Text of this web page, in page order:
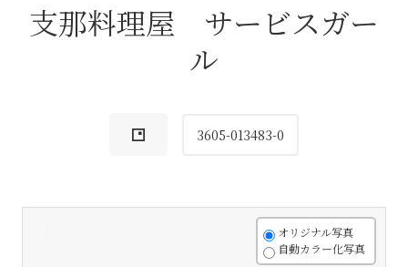
支那料理屋 サービスガー
ル
3605-013483-0
オリジナル写真
自動カラー化写真